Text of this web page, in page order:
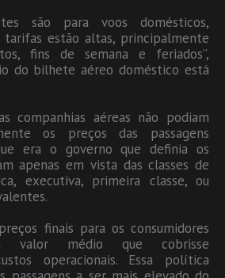
são para voos domésticos,
estão altas, principalmente
fins de semana e feriados”,
do bilhete aéreo doméstico está
companhias aéreas não podiam
os preços das passagens
era o governo que definia os
apenas em vista das classes de
executiva, primeira classe, ou
finais para os consumidores
valor médio que cobrisse
operacionais. Essa política